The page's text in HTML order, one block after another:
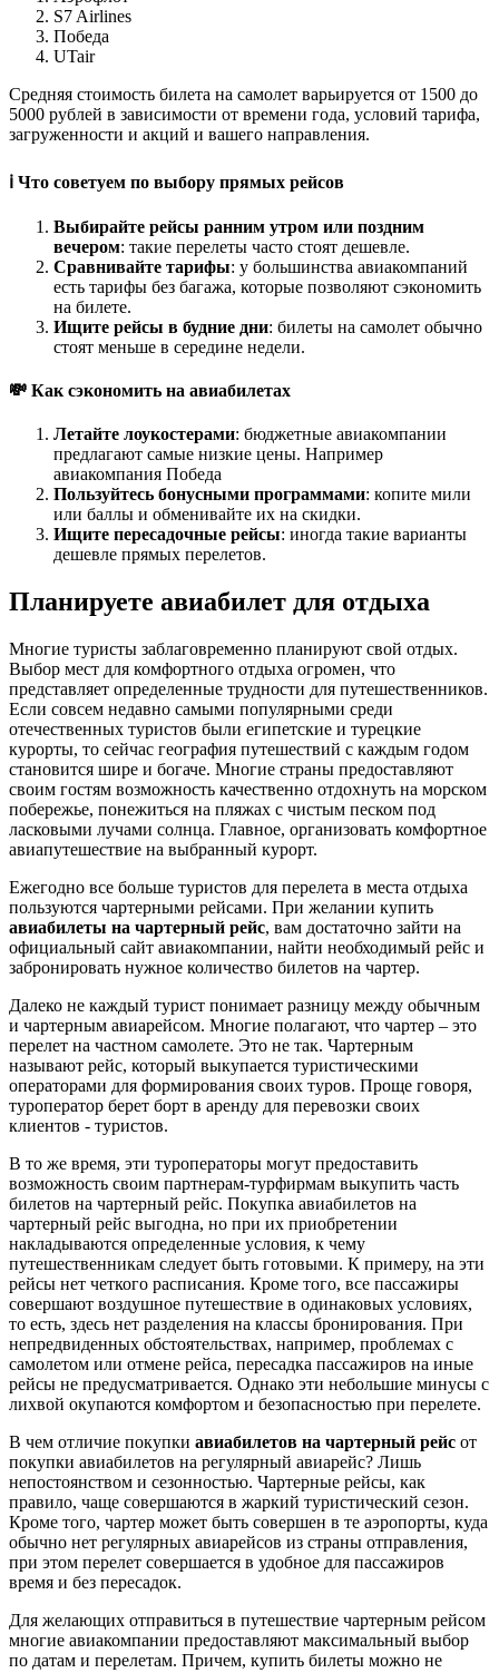
S7 Airlines
Победа
UTair
Средняя стоимость билета на самолет варьируется от 1500 до
5000 рублей в зависимости от времени года, условий тарифа,
загруженности и акций и вашего направления.
ℹ️ Что советуем по выбору прямых рейсов
Выбирайте рейсы ранним утром или поздним
вечером: такие перелеты часто стоят дешевле.
Сравнивайте тарифы: у большинства авиакомпаний
есть тарифы без багажа, которые позволяют сэкономить
на билете.
Ищите рейсы в будние дни: билеты на самолет обычно
стоят меньше в середине недели.
💸 Как сэкономить на авиабилетах
Летайте лоукостерами: бюджетные авиакомпании
предлагают самые низкие цены. Например
авиакомпания Победа
Пользуйтесь бонусными программами: копите мили
или баллы и обменивайте их на скидки.
Ищите пересадочные рейсы: иногда такие варианты
дешевле прямых перелетов.
Планируете авиабилет для отдыха
Многие туристы заблаговременно планируют свой отдых.
Выбор мест для комфортного отдыха огромен, что
представляет определенные трудности для путешественников.
Если совсем недавно самыми популярными среди
отечественных туристов были египетские и турецкие
курорты, то сейчас география путешествий с каждым годом
становится шире и богаче. Многие страны предоставляют
своим гостям возможность качественно отдохнуть на морском
побережье, понежиться на пляжах с чистым песком под
ласковыми лучами солнца. Главное, организовать комфортное
авиапутешествие на выбранный курорт.
Ежегодно все больше туристов для перелета в места отдыха
пользуются чартерными рейсами. При желании купить
авиабилеты на чартерный рейс, вам достаточно зайти на
официальный сайт авиакомпании, найти необходимый рейс и
забронировать нужное количество билетов на чартер.
Далеко не каждый турист понимает разницу между обычным
и чартерным авиарейсом. Многие полагают, что чартер – это
перелет на частном самолете. Это не так. Чартерным
называют рейс, который выкупается туристическими
операторами для формирования своих туров. Проще говоря,
туроператор берет борт в аренду для перевозки своих
клиентов - туристов.
В то же время, эти туроператоры могут предоставить
возможность своим партнерам-турфирмам выкупить часть
билетов на чартерный рейс. Покупка авиабилетов на
чартерный рейс выгодна, но при их приобретении
накладываются определенные условия, к чему
путешественникам следует быть готовыми. К примеру, на эти
рейсы нет четкого расписания. Кроме того, все пассажиры
совершают воздушное путешествие в одинаковых условиях,
то есть, здесь нет разделения на классы бронирования. При
непредвиденных обстоятельствах, например, проблемах с
самолетом или отмене рейса, пересадка пассажиров на иные
рейсы не предусматривается. Однако эти небольшие минусы с
лихвой окупаются комфортом и безопасностью при перелете.
В чем отличие покупки авиабилетов на чартерный рейс от
покупки авиабилетов на регулярный авиарейс? Лишь
непостоянством и сезонностью. Чартерные рейсы, как
правило, чаще совершаются в жаркий туристический сезон.
Кроме того, чартер может быть совершен в те аэропорты, куда
обычно нет регулярных авиарейсов из страны отправления,
при этом перелет совершается в удобное для пассажиров
время и без пересадок.
Для желающих отправиться в путешествие чартерным рейсом
многие авиакомпании предоставляют максимальный выбор
по датам и перелетам. Причем, купить билеты можно не